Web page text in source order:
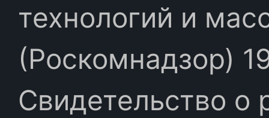
технологий и
(Роскомнадзор)
Свидетельство